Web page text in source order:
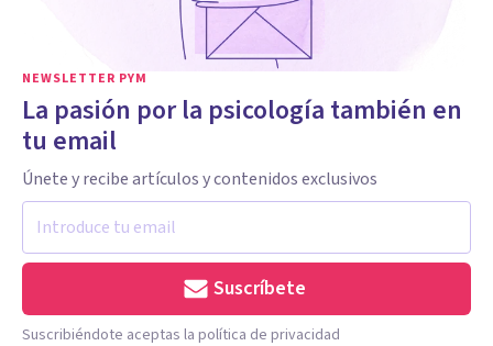
NEWSLETTER PYM
La pasión por la psicología también en
tu email
Únete y recibe artículos y contenidos exclusivos
Suscríbete
Suscribiéndote aceptas la política de privacidad